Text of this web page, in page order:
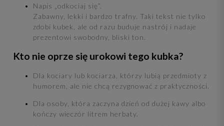
Napis „odkociaj się”.
Zabawny, lekki i bardzo trafny. Taki tekst nie tylko
zdobi kubek, ale od razu buduje nastrój i nadaje
prezentowi swobodny, bliski ton.
Kto nie oprze się urokowi tego kubka?
Dla kociary lub kociarza, którzy lubią przedmioty z
humorem, ale nie chcą rezygnować z praktyczności.
Dla osoby, która zaczyna dzień od dużej kawy albo
kończy wieczór litrem herbaty.